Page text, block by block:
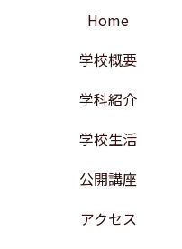
Home
学校概要
学科紹介
学校生活
公開講座
アクセス